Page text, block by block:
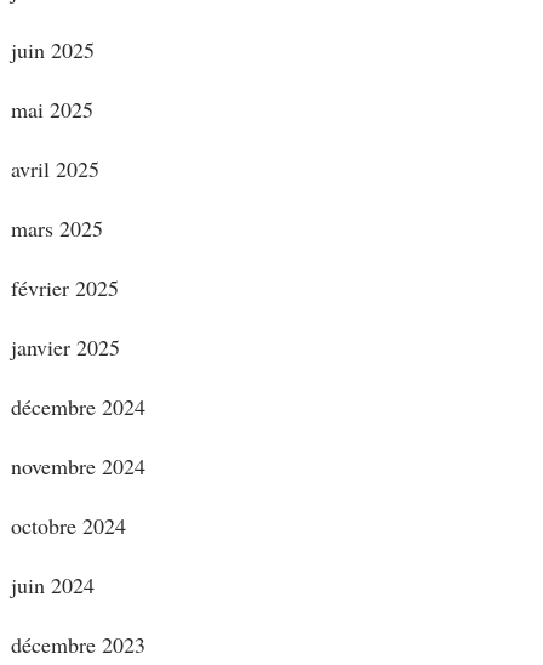
juin 2025
mai 2025
avril 2025
mars 2025
février 2025
janvier 2025
décembre 2024
novembre 2024
octobre 2024
juin 2024
décembre 2023